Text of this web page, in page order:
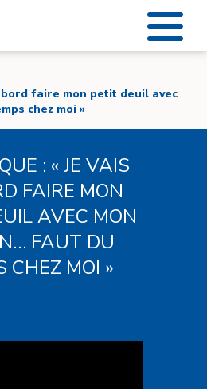
faire mon petit deuil avec
chez moi »
: « JE VAIS
FAIRE MON
AVEC MON
FAUT DU
CHEZ MOI »